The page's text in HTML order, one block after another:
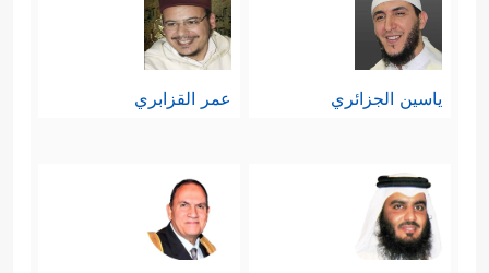
ياسين الجزائري عمر القزابري